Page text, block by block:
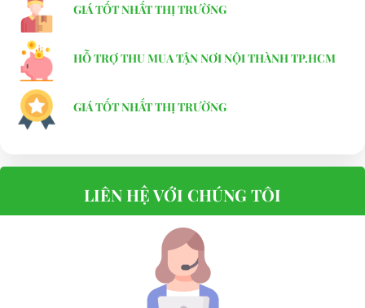
GIÁ TỐT NHẤT THỊ TRƯỜNG
HỖ TRỢ THU MUA TẬN NƠI NỘI THÀNH TP.HCM
GIÁ TỐT NHẤT THỊ TRƯỜNG
LIÊN HỆ VỚI CHÚNG TÔI